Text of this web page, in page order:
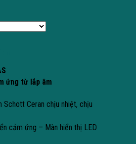
ứng từ lắp âm
Schott Ceran chịu nhiệt, chịu
cảm ứng – Màn hiển thị LED